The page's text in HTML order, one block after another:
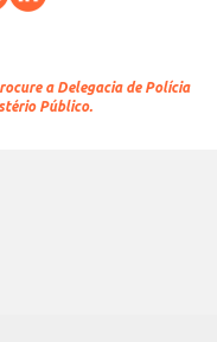
a Delegacia de Polícia
Público.